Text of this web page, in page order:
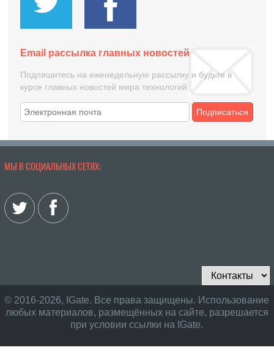
Email рассылка главных новостей
Подпишитесь на еженедельную рассылку и будьте в
курсе главных новостей мира технологий
Подписаться
МЫ В СОЦИАЛЬНЫХ СЕТЯХ:
© 2016-2026, IGate. Все права защищены. Использование
любых материалов, размещённых на сайте, разрешается
при условии ссылки на IGate.